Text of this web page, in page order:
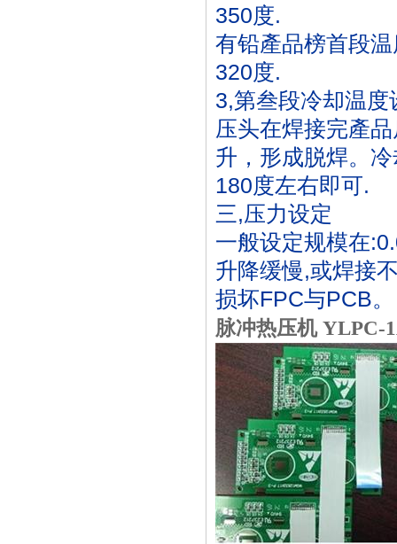
350度.
有铅產品榜首段
320度.
3,第叁段冷却温
压头在焊接完產
升，形成脱焊。
180度左右即可.
三,压力设定
一般设定规模在
升降缓慢,或焊接
损坏FPC与PCB。
脉冲热压机 YLPC-